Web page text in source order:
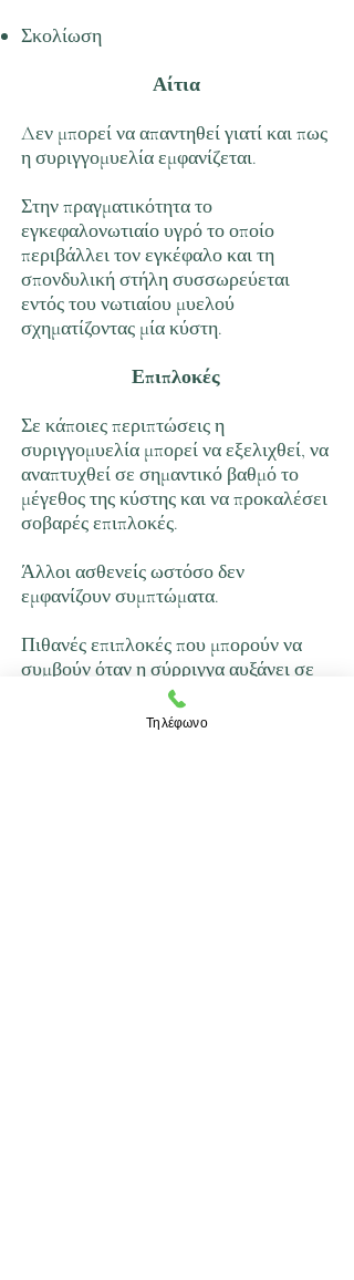
Σκολίωση
Αίτια
Δεν μπορεί να απαντηθεί γιατί και πως
η συριγγομυελία εμφανίζεται.
Στην πραγματικότητα το
εγκεφαλονωτιαίο υγρό το οποίο
περιβάλλει τον εγκέφαλο και τη
σπονδυλική στήλη συσσωρεύεται
εντός του νωτιαίου μυελού
σχηματίζοντας μία κύστη.
Επιπλοκές
Σε κάποιες περιπτώσεις η
συριγγομυελία μπορεί να εξελιχθεί, να
αναπτυχθεί σε σημαντικό βαθμό το
μέγεθος της κύστης και να προκαλέσει
σοβαρές επιπλοκές.
Άλλοι ασθενείς ωστόσο δεν
εμφανίζουν συμπτώματα.
Πιθανές επιπλοκές που μπορούν να
συμβούν όταν η σύρριγγα αυξάνει σε
μέγεθος ή φαίνεται να βλάπτει νεύρα
της σπονδυλικής στήλης είναι οι
Τηλέφωνο